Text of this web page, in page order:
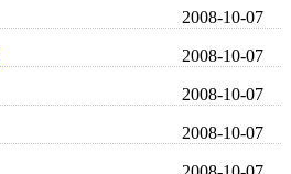
2008-10-07
2008-10-07
2008-10-07
2008-10-07